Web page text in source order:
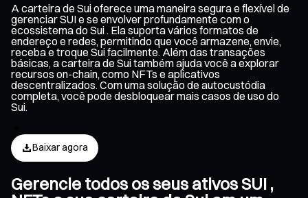
A carteira de Sui oferece uma maneira segura e flexível de
gerenciar SUI e se envolver profundamente com o
ecossistema do Sui . Ela suporta vários formatos de
endereço e redes, permitindo que você armazene, envie,
receba e troque Sui facilmente. Além das transações
básicas, a carteira de Sui também ajuda você a explorar
recursos on-chain, como NFTs e aplicativos
descentralizados. Com uma solução de autocustódia
completa, você pode desbloquear mais casos de uso do
Sui.
Baixar agora
Gerencie todos os seus ativos SUI ,